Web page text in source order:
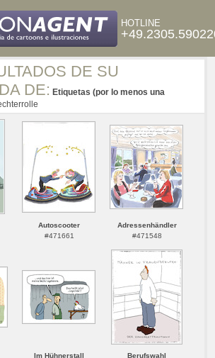
HOTLINE
DE SU
DE: Etiquetas (por lo menos una
Autoscooter
#471661
Adressenhändler
#471548
Im Hühnerstall
Berufswahl